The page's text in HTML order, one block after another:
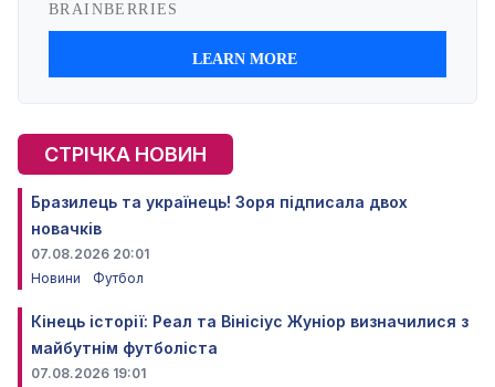
СТРІЧКА НОВИН
Бразилець та українець! Зоря підписала двох
новачків
07.08.2026 20:01
Новини
Футбол
Кінець історії: Реал та Вінісіус Жуніор визначилися з
майбутнім футболіста
07.08.2026 19:01